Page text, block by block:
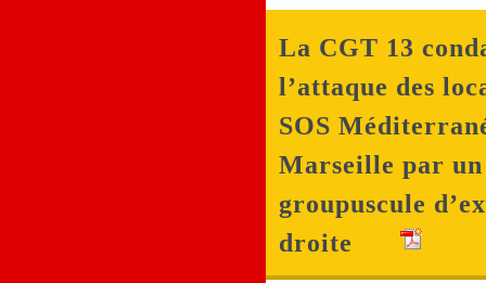
La CGT 13
l’attaque des
SOS
Marseille par un
groupuscule
droite